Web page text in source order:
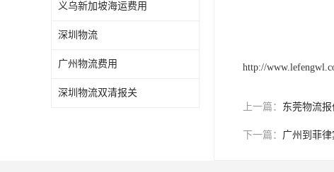
义乌新加坡海运费用
深圳物流
广州物流费用
深圳物流双清报关
http://
上一篇： 东莞物流报
下一篇： 广州到菲